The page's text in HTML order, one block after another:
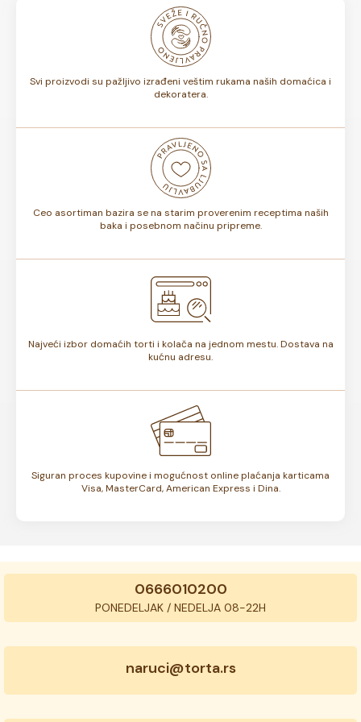
mogu biti u boji koja vama odgovara, možete ih uklopiti sa
bojama na dečjoj torti ili osmisliti ceo slatki sto u istoj
Svi proizvodi su pažljivo izrađeni veštim rukama naših domaćica i
dekoratera.
Ceo asortiman bazira se na starim proverenim receptima naših
baka i posebnom načinu pripreme.
Najveći izbor domaćih torti i kolača na jednom mestu. Dostava na
kućnu adresu.
Siguran proces kupovine i mogućnost online plaćanja karticama
Visa, MasterCard, American Express i Dina.
0666010200
PONEDELJAK / NEDELJA 08-22H
naruci@torta.rs